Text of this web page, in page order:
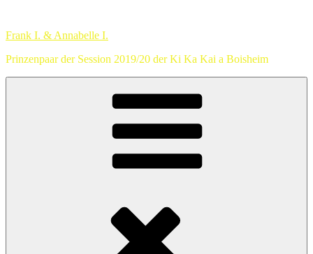
springen
Frank I. & Annabelle I.
Prinzenpaar der Session 2019/20 der Ki Ka Kai a Boisheim